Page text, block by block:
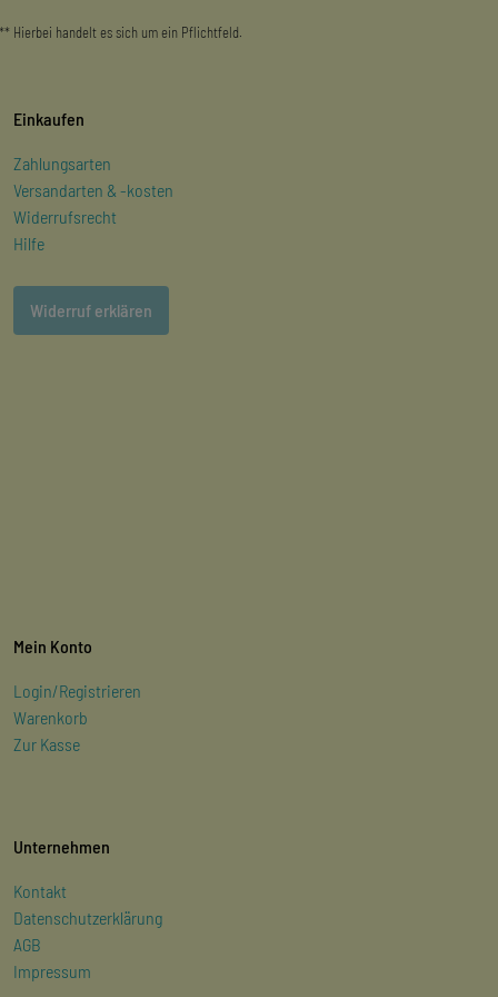
** Hierbei handelt es sich um ein Pflichtfeld.
Einkaufen
Zahlungsarten
Versandarten & -kosten
Widerrufsrecht
Hilfe
Widerruf erklären
Mein Konto
Login/Registrieren
Warenkorb
Zur Kasse
Unternehmen
Kontakt
Datenschutzerklärung
AGB
Impressum